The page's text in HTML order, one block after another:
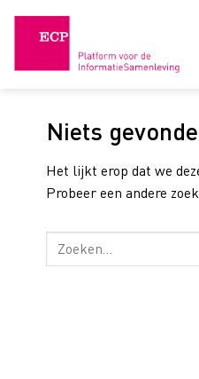
Niets
Het lijkt erop dat we
Probeer een andere